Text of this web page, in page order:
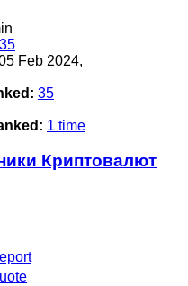
Feb 2024,
35
1 time
Криптовалют